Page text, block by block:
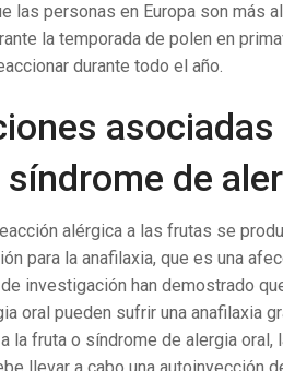
las personas en Europa son más
la temporada de polen en
durante todo el año.
de
alérgica a las frutas se
para la anafilaxia, que es una
investigación han demostrado
oral pueden sufrir una anafilaxia
la fruta o síndrome de alergia